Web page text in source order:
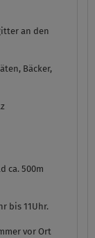
an den
Bäcker,
ca. 500m
bis 11Uhr.
vor Ort